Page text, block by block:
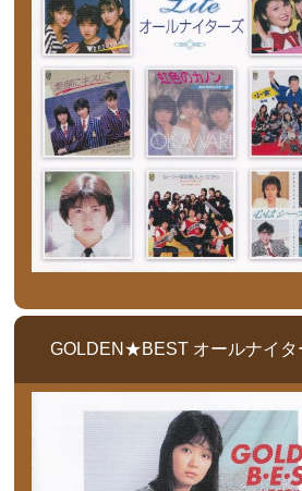
GOLDEN★BEST オールナイタ